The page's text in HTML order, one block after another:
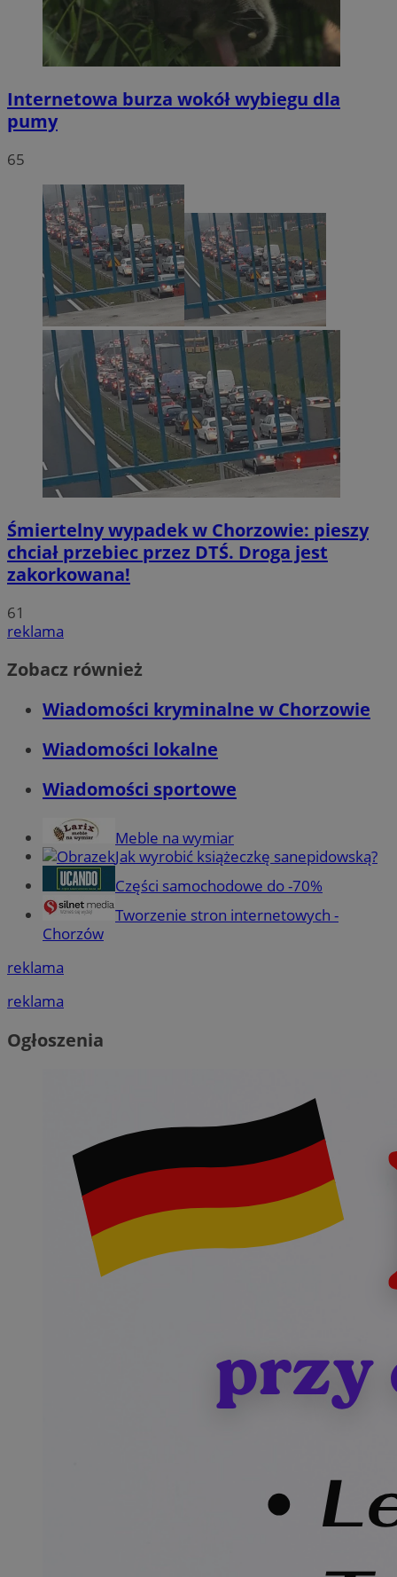
Internetowa burza wokół wybiegu dla
pumy
65
Śmiertelny wypadek w Chorzowie: pieszy
chciał przebiec przez DTŚ. Droga jest
zakorkowana!
61
reklama
Zobacz również
Wiadomości kryminalne w Chorzowie
Wiadomości lokalne
Wiadomości sportowe
Meble na wymiar
Jak wyrobić książeczkę sanepidowską?
Części samochodowe do -70%
Tworzenie stron internetowych -
Chorzów
reklama
reklama
Ogłoszenia